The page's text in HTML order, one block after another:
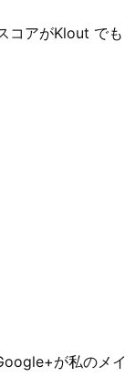
コアがKlout でも
が私のメイ